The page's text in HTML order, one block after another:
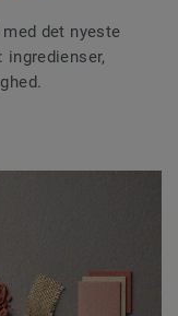
det nyeste